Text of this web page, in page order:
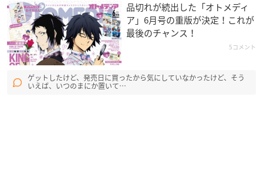
品切れが続出した「オトメディ
ア」6月号の重版が決定！これが
最後のチャンス！
5コメント
ゲットしたけど、発売日に買ったから気にしていなかったけど、そう
いえば、いつのまにか置いて…